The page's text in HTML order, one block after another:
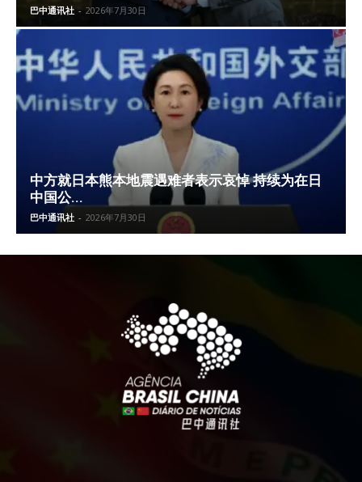
巴中通讯社 - 2026年7月30日
中方就日本熊本地震遇难者表示哀悼 持续为在日
中国公...
巴中通讯社 - 2026年7月30日